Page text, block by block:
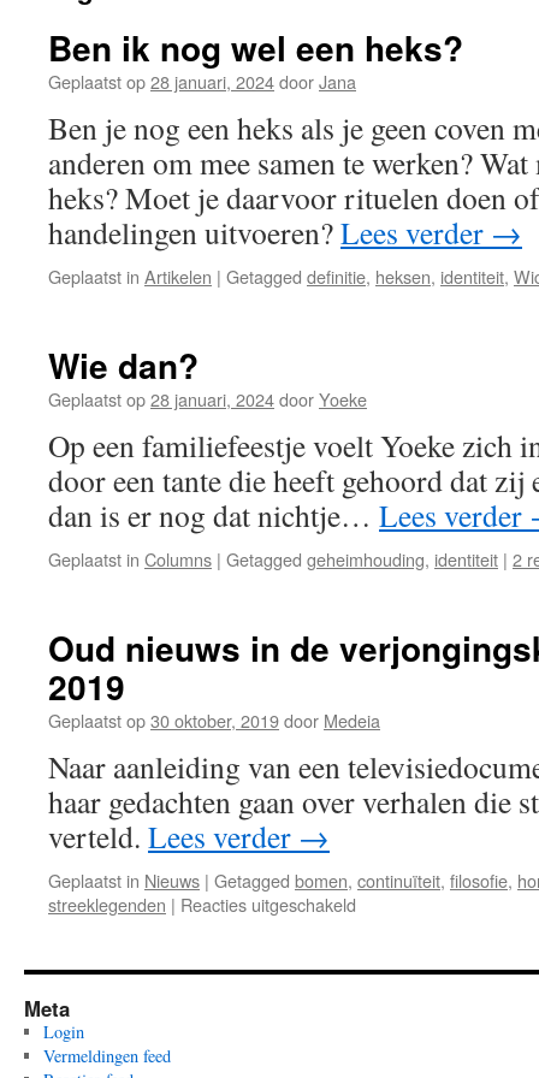
Ben ik nog wel een heks?
Geplaatst op28 januari, 2024doorJana
Ben je nog een heks als je geen coven
anderen om mee samen te werken?
heks? Moet je daarvoor rituelen doen
handelingen uitvoeren?Lees verder →
Geplaatst in Artikelen | Getagged definitie, heksen, identiteit,
Wie dan?
Geplaatst op28 januari, 2024doorYoeke
Op een familiefeestje voelt Yoeke zich
door een tante die heeft gehoord dat zij
dan is er nog dat nichtje… Lees verder
Geplaatst in Columns | Getagged geheimhouding, identiteit | 2
Oud nieuws in de
2019
Geplaatst op30 oktober, 2019door Medeia
Naar aanleiding van een
haar gedachten gaan over verhalen die
verteld. Lees verder →
Geplaatst in Nieuws | Getagged bomen, continuïteit, filosofie,
streeklegenden | Reacties uitgeschakeld
in
Meta
Login
Vermeldingen feed